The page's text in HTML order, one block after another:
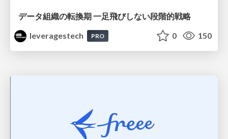
データ組織の転換期 一足飛びしない段階的戦略
leveragestech
PRO 0 150